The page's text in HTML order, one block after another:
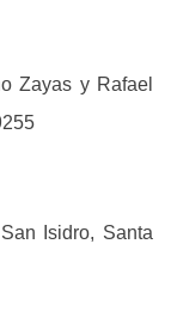
Zayas y Rafael
Isidro, Santa